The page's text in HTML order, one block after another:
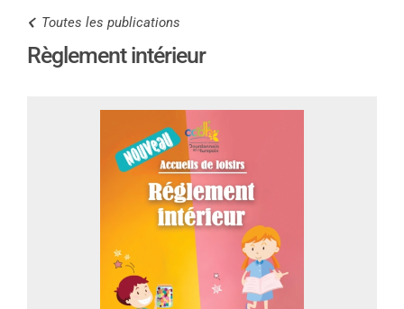
Toutes les publications
Règlement intérieur